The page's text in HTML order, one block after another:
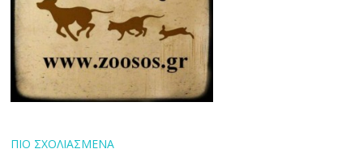
ΠΙΟ ΣΧΟΛΙΑΣΜΕΝΑ